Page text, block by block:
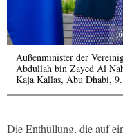
Außenminister der
Abdullah bin Zayed Al
Kaja Kallas, Abu Dhabi,
Die Enthüllung, die auf